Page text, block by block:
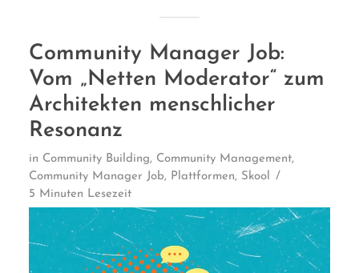
Community Manager Job:
Vom „Netten Moderator“ zum
Architekten menschlicher
Resonanz
in Community Building, Community Management,
Community Manager Job, Plattformen, Skool
5 Minuten Lesezeit